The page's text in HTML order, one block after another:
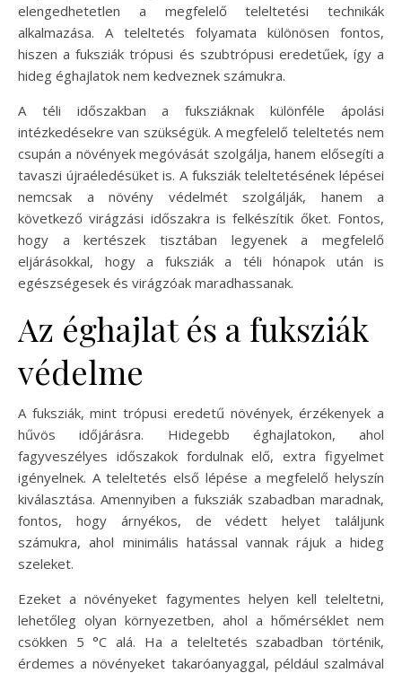
elengedhetetlen a megfelelő teleltetési technikák
alkalmazása. A teleltetés folyamata különösen fontos,
hiszen a fuksziák trópusi és szubtrópusi eredetűek, így a
hideg éghajlatok nem kedveznek számukra.
A téli időszakban a fuksziáknak különféle ápolási
intézkedésekre van szükségük. A megfelelő teleltetés nem
csupán a növények megóvását szolgálja, hanem elősegíti a
tavaszi újraéledésüket is. A fuksziák teleltetésének lépései
nemcsak a növény védelmét szolgálják, hanem a
következő virágzási időszakra is felkészítik őket. Fontos,
hogy a kertészek tisztában legyenek a megfelelő
eljárásokkal, hogy a fuksziák a téli hónapok után is
egészségesek és virágzóak maradhassanak.
Az éghajlat és a fuksziák
védelme
A fuksziák, mint trópusi eredetű növények, érzékenyek a
hűvös időjárásra. Hidegebb éghajlatokon, ahol
fagyveszélyes időszakok fordulnak elő, extra figyelmet
igényelnek. A teleltetés első lépése a megfelelő helyszín
kiválasztása. Amennyiben a fuksziák szabadban maradnak,
fontos, hogy árnyékos, de védett helyet találjunk
számukra, ahol minimális hatással vannak rájuk a hideg
szeleket.
Ezeket a növényeket fagymentes helyen kell teleltetni,
lehetőleg olyan környezetben, ahol a hőmérséklet nem
csökken 5 °C alá. Ha a teleltetés szabadban történik,
érdemes a növényeket takaróanyaggal, például szalmával